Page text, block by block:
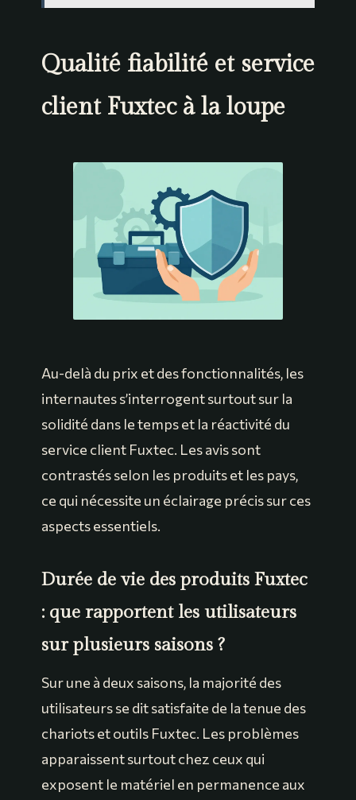
Qualité fiabilité et service
client Fuxtec à la loupe
Au-delà du prix et des fonctionnalités, les
internautes s’interrogent surtout sur la
solidité dans le temps et la réactivité du
service client Fuxtec. Les avis sont
contrastés selon les produits et les pays,
ce qui nécessite un éclairage précis sur ces
aspects essentiels.
Durée de vie des produits Fuxtec
: que rapportent les utilisateurs
sur plusieurs saisons ?
Sur une à deux saisons, la majorité des
utilisateurs se dit satisfaite de la tenue des
chariots et outils Fuxtec. Les problèmes
apparaissent surtout chez ceux qui
exposent le matériel en permanence aux